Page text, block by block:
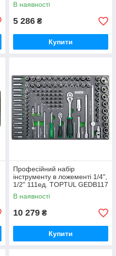
В наявності
5 286 ₴
Купити
Професійний набір
інструменту в ложементі 1/4",
1/2" 111ед. TOPTUL GEDB117
В наявності
10 279 ₴
Купити